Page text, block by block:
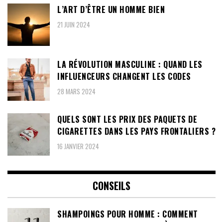
L’ART D’ÊTRE UN HOMME BIEN
21 JUIN 2024
LA RÉVOLUTION MASCULINE : QUAND LES
INFLUENCEURS CHANGENT LES CODES
28 MARS 2024
QUELS SONT LES PRIX DES PAQUETS DE
CIGARETTES DANS LES PAYS FRONTALIERS ?
16 JANVIER 2024
CONSEILS
SHAMPOINGS POUR HOMME : COMMENT